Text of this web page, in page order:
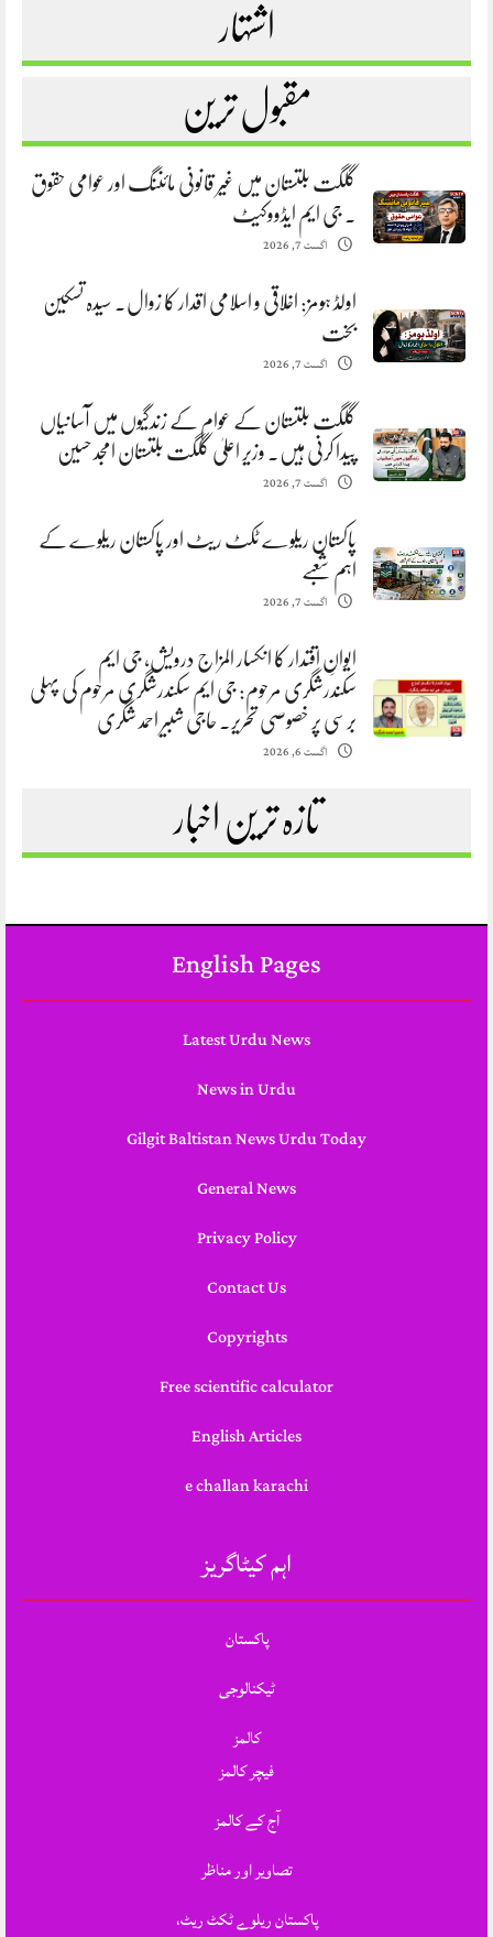
اشتہار
مقبول ترین
گلگت بلتستان میں غیر قانونی مائننگ اور عوامی حقوق
. جی ایم ایڈووکیٹ
اگست 7, 2026
اولڈ ہومز: اخلاقی و اسلامی اقدار کا زوال. سیدہ تسکین
بخت
اگست 7, 2026
گلگت بلتستان کے عوام کے زندگیوں میں آسانیاں
پیدا کرنی ہیں. وزیر اعلیٰ گلگت بلتستان امجد حسین
اگست 7, 2026
پاکستان ریلوے ٹکٹ ریٹ اور پاکستان ریلوے کے
اہم شعبے
اگست 7, 2026
ایوانِ اقتدار کا انکسار المزاج درویش، جی ایم
سکندرشگری مرحوم: جی ایم سکندرشگری مرحوم کی پہلی
برسی پر خصوصی تحریر. حاجی شبیر احمد شگری
اگست 6, 2026
تازہ ترین اخبار
English Pages
Latest Urdu News
News in Urdu
Gilgit Baltistan News Urdu Today
General News
Privacy Policy
Contact Us
Copyrights
Free scientific calculator
English Articles
e challan karachi
اہم کیٹاگریز
پاکستان
ٹیکنالوجی
کالمز
فیچر کالمز
آج کے کالمز
تصاویر اور مناظر
پاکستان ریلوے ٹکٹ ریٹ،